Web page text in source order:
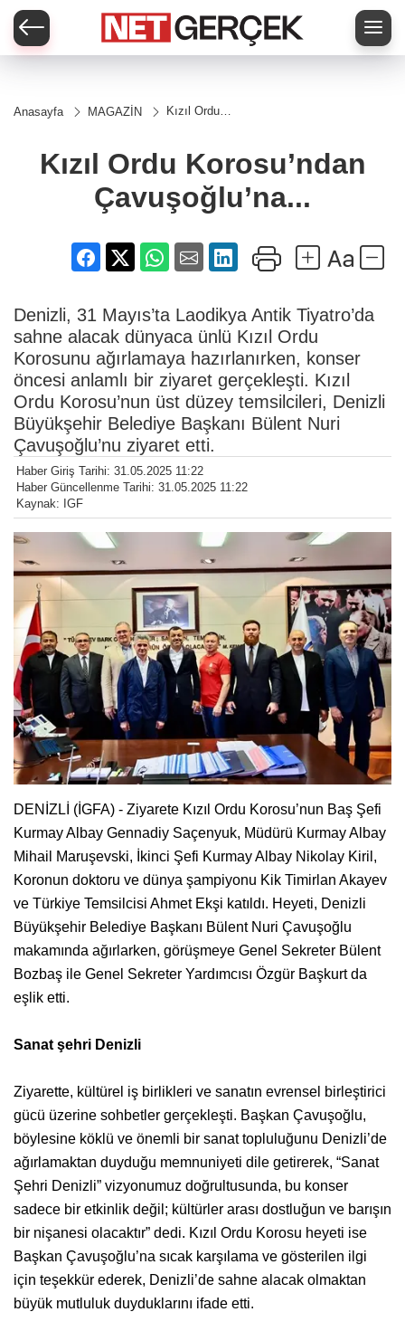
Anasayfa MAGAZİN
Kızıl Ordu
Kızıl Ordu Korosu’ndan
Çavuşoğlu’na...
Denizli, 31 Mayıs’ta Laodikya Antik Tiyatro’da
sahne alacak dünyaca ünlü Kızıl Ordu
Korosunu ağırlamaya hazırlanırken, konser
öncesi anlamlı bir ziyaret gerçekleşti. Kızıl
Ordu Korosu’nun üst düzey temsilcileri, Denizli
Büyükşehir Belediye Başkanı Bülent Nuri
Çavuşoğlu’nu ziyaret etti.
Haber Giriş Tarihi: 31.05.2025 11:22
Haber Güncellenme Tarihi: 31.05.2025 11:22
Kaynak: IGF
DENİZLİ (İGFA) - Ziyarete Kızıl Ordu Korosu’nun Baş Şefi
Kurmay Albay Gennadiy Saçenyuk, Müdürü Kurmay Albay
Mihail Maruşevski, İkinci Şefi Kurmay Albay Nikolay Kiril,
Koronun doktoru ve dünya şampiyonu Kik Timirlan Akayev
ve Türkiye Temsilcisi Ahmet Ekşi katıldı. Heyeti, Denizli
Büyükşehir Belediye Başkanı Bülent Nuri Çavuşoğlu
makamında ağırlarken, görüşmeye Genel Sekreter Bülent
Bozbaş ile Genel Sekreter Yardımcısı Özgür Başkurt da
eşlik etti.
Sanat şehri Denizli
Ziyarette, kültürel iş birlikleri ve sanatın evrensel birleştirici
gücü üzerine sohbetler gerçekleşti. Başkan Çavuşoğlu,
böylesine köklü ve önemli bir sanat topluluğunu Denizli’de
ağırlamaktan duyduğu memnuniyeti dile getirerek, “Sanat
Şehri Denizli” vizyonumuz doğrultusunda, bu konser
sadece bir etkinlik değil; kültürler arası dostluğun ve barışın
bir nişanesi olacaktır” dedi. Kızıl Ordu Korosu heyeti ise
Başkan Çavuşoğlu’na sıcak karşılama ve gösterilen ilgi
için teşekkür ederek, Denizli’de sahne alacak olmaktan
büyük mutluluk duyduklarını ifade etti.